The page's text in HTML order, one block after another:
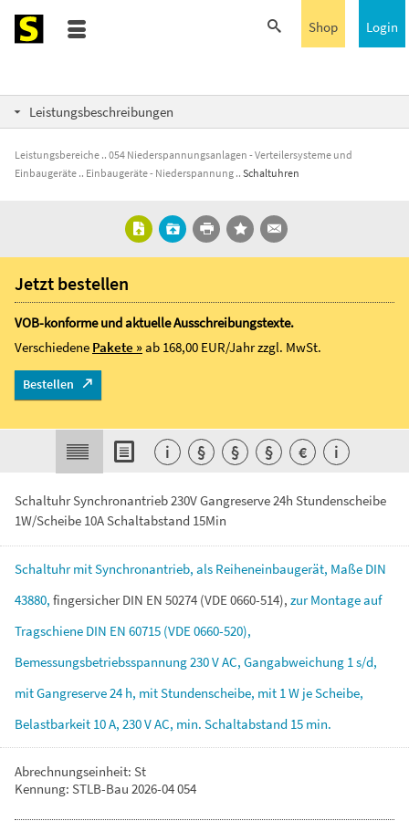
Login
Shop
Leistungsbeschreibungen
Leistungsbereiche
054 Niederspannungsanlagen - Verteilersysteme und
Einbaugeräte
Einbaugeräte - Niederspannung Schaltuhren
Schaltuhr Synchronantrieb 230V Gangreserve 24h Stundenscheibe
1W/Scheibe 10A Schaltabstand 15Min
SchaltuhrmitSynchronantrieb, als Reiheneinbaugerät, Maße DIN
43880, fingersicherDIN EN 50274 (VDE0660-514), zurMontageauf
Tragschiene DIN EN 60715 (VDE0660-520),
Bemessungsbetriebsspannung230VAC, Gangabweichung 1s/d,
mitGangreserve24 h, mitStundenscheibe, mit 1W jeScheibe,
Belastbarkeit 10A, 230VAC, min. Schaltabstand 15 min.
Abrechnungseinheit: St
Kennung: STLB-Bau 2026-04 054
Jetzt bestellen
VOB-konforme und aktuelle Ausschreibungstexte.
Verschiedene Pakete »ab 168,00 EUR/Jahrzzgl. MwSt.
Bestellen
i § § § € i